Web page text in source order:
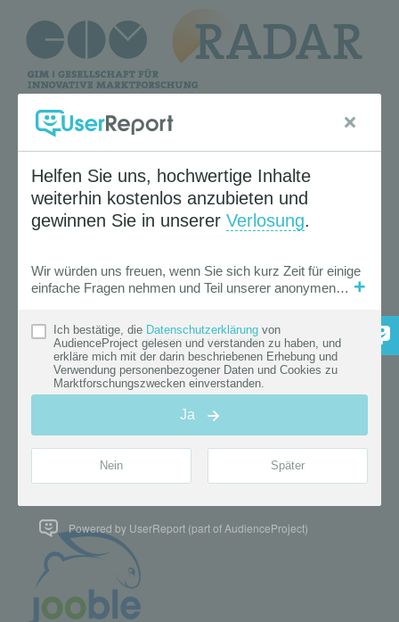
Powered by UserReport (part of AudienceProject)